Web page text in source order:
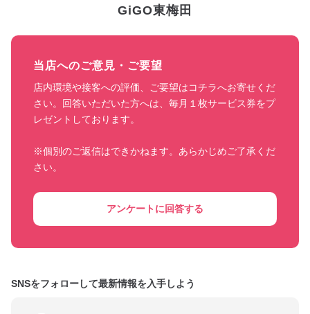
GiGO東梅田
当店へのご意見・ご要望
店内環境や接客への評価、ご要望はコチラへお寄せくだ
さい。回答いただいた方へは、毎月１枚サービス券をプ
レゼントしております。
※個別のご返信はできかねます。あらかじめご了承くだ
さい。
アンケートに回答する
SNSをフォローして最新情報を入手しよう